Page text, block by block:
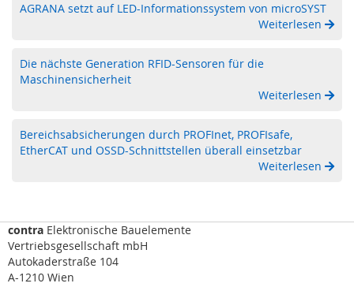
i
s
e
S
r
i
k
(
L
AGRANA setzt auf LED-Informationssystem von microSYST
Weiterlesen
Die nächste Generation RFID-Sensoren für die
Maschinensicherheit
Weiterlesen
Bereichsabsicherungen durch PROFInet, PROFIsafe,
EtherCAT und OSSD-Schnittstellen überall einsetzbar
Weiterlesen
contra Elektronische Bauelemente
Vertriebsgesellschaft mbH
Autokaderstraße 104
A-1210 Wien